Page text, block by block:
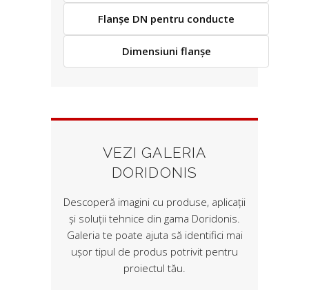
Flanșe DN pentru conducte
Dimensiuni flanșe
VEZI GALERIA
DORIDONIS
Descoperă imagini cu produse, aplicații
și soluții tehnice din gama Doridonis.
Galeria te poate ajuta să identifici mai
ușor tipul de produs potrivit pentru
proiectul tău.